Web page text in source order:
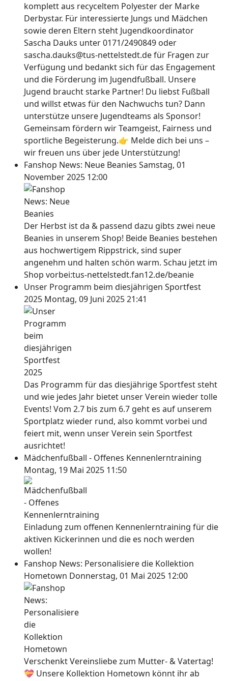
komplett aus recyceltem Polyester der Marke
Derbystar. Für interessierte Jungs und Mädchen
sowie deren Eltern steht Jugendkoordinator
Sascha Dauks unter 0171/2490849 oder
sascha.dauks@tus-nettelstedt.de für Fragen zur
Verfügung und bedankt sich für das Engagement
und die Förderung im Jugendfußball. Unsere
Jugend braucht starke Partner! Du liebst Fußball
und willst etwas für den Nachwuchs tun? Dann
unterstütze unsere Jugendteams als Sponsor!
Gemeinsam fördern wir Teamgeist, Fairness und
sportliche Begeisterung.👉 Melde dich bei uns –
wir freuen uns über jede Unterstützung!
Fanshop News: Neue Beanies Samstag, 01
November 2025 12:00
Der Herbst ist da & passend dazu gibts zwei neue
Beanies in unserem Shop! Beide Beanies bestehen
aus hochwertigem Rippstrick, sind super
angenehm und halten schön warm. Schau jetzt im
Shop vorbei:tus-nettelstedt.fan12.de/beanie
Unser Programm beim diesjährigen Sportfest
2025 Montag, 09 Juni 2025 21:41
Das Programm für das diesjährige Sportfest steht
und wie jedes Jahr bietet unser Verein wieder tolle
Events! Vom 2.7 bis zum 6.7 geht es auf unserem
Sportplatz wieder rund, also kommt vorbei und
feiert mit, wenn unser Verein sein Sportfest
ausrichtet!
Mädchenfußball - Offenes Kennenlerntraining
Montag, 19 Mai 2025 11:50
Einladung zum offenen Kennenlerntraining für die
aktiven Kickerinnen und die es noch werden
wollen!
Fanshop News: Personalisiere die Kollektion
Hometown Donnerstag, 01 Mai 2025 12:00
Verschenkt Vereinsliebe zum Mutter- & Vatertag!
💝 Unsere Kollektion Hometown könnt ihr ab